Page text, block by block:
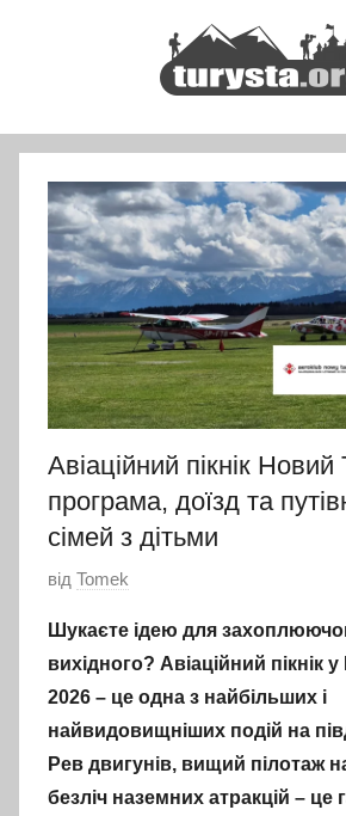
Turysta.org
portal
turystyczny
Авіаційний пікнік
програма, доїзд та
сімей з дітьми
О
р
и
л
ю
д
н
від Tomek
Шукаєте ідею для
вихідного? Авіаційний пікнік
2026 – це одна з найбільших і
найвидовищніших подій на
Рев двигунів, вищий пілотаж
безліч наземних атракцій – це